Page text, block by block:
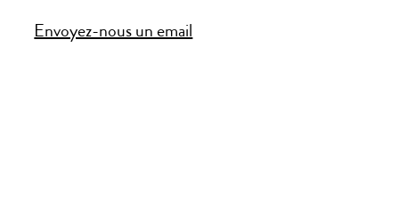
Envoyez-nous un email